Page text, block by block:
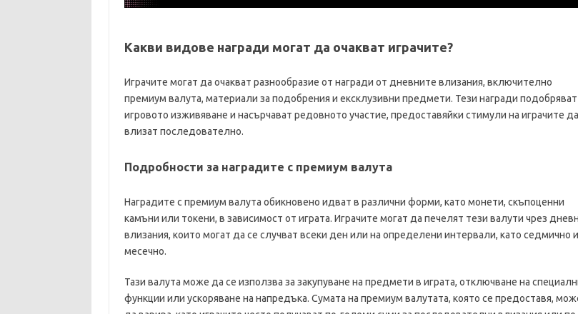
Какви видове награди могат да очакват играчите?
Играчите могат да очакват разнообразие от награди от дневните влизания, включително
премиум валута, материали за подобрения и ексклузивни предмети. Тези награди подобряват
игровото изживяване и насърчават редовното участие, предоставяйки стимули на играчите да
влизат последователно.
Подробности за наградите с премиум валута
Наградите с премиум валута обикновено идват в различни форми, като монети, скъпоценни
камъни или токени, в зависимост от играта. Играчите могат да печелят тези валути чрез
влизания, които могат да се случват всеки ден или на определени интервали, като седмично
месечно.
Тази валута може да се използва за закупуване на предмети в играта, отключване на
функции или ускоряване на напредъка. Сумата на премиум валутата, която се предоставя,